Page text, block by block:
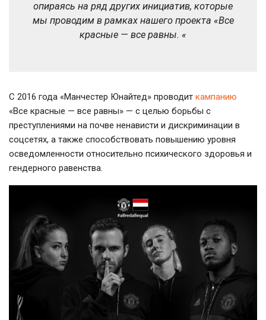
опираясь на ряд других инициатив, которые
мы проводим в рамках нашего проекта «Все
красные — все равны. «
С 2016 года «Манчестер Юнайтед» проводит кампанию
«Все красные — все равны» — с целью борьбы с
преступлениями на почве ненависти и дискриминации в
соцсетях, а также способствовать повышению уровня
осведомленности относительно психического здоровья и
гендерного равенства.